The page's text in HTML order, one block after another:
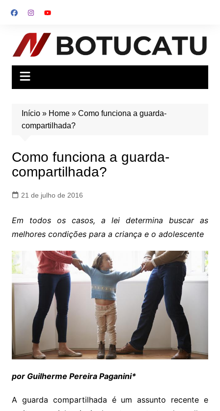
para
conteúdo
Início» Home» Como funciona a guarda-
compartilhada?
Como funciona a guarda-
compartilhada?
21 de julho de 2016
Em todos os casos, a lei determina buscar as
melhores condições para a criança e o adolescente
por Guilherme Pereira Paganini*
A guarda compartilhada é um assunto recente e